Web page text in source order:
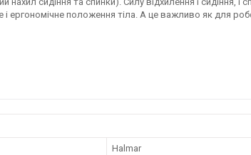
і ергономічне положення тіла. А це важливо як для
Halmar